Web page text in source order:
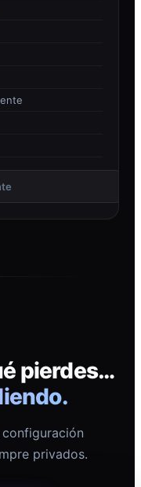
pierdes…
privados.